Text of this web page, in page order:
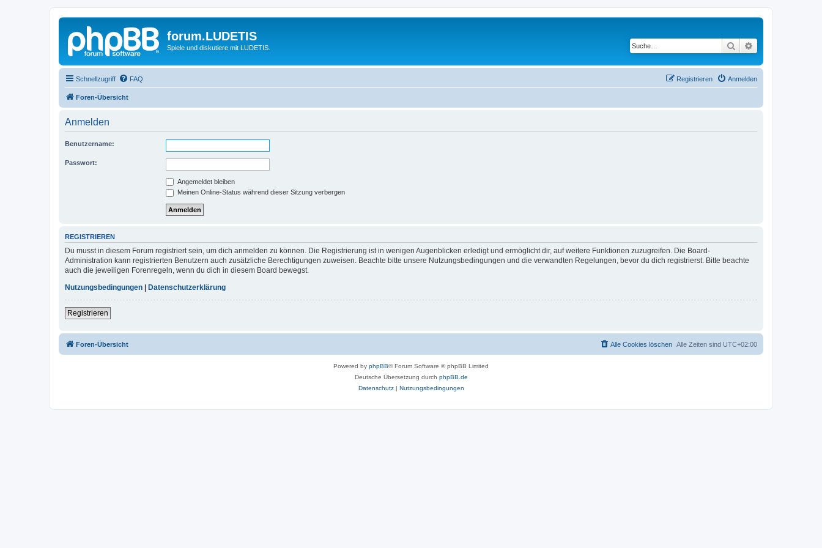
forum.LUDETIS
Spiele und diskutiere mit LUDETIS. Suche
Schnellzugriff FAQ Anmelden
Registrieren
Foren-Übersicht
Anmelden
Benutzername:
Passwort:
Angemeldet bleiben
Meinen Online-Status während dieser Sitzung verbergen
REGISTRIEREN
Du musst in diesem Forum registriert sein, um dich anmelden zu können. Die Registrierung ist in wenigen Augenblicken erledigt und ermöglicht dir, auf weitere Funktionen zuzugreifen. Die Board-
Administration kann registrierten Benutzern auch zusätzliche Berechtigungen zuweisen. Beachte bitte unsere Nutzungsbedingungen und die verwandten Regelungen, bevor du dich registrierst. Bitte beachte
auch die jeweiligen Forenregeln, wenn du dich in diesem Board bewegst.
Nutzungsbedingungen
Datenschutzerklärung
Registrieren
Foren-Übersicht Alle Zeiten sind UTC+02:00
Alle Cookies löschen
Powered by phpBB® Forum Software © phpBB Limited
Deutsche Übersetzung durch phpBB.de
Datenschutz| Nutzungsbedingungen